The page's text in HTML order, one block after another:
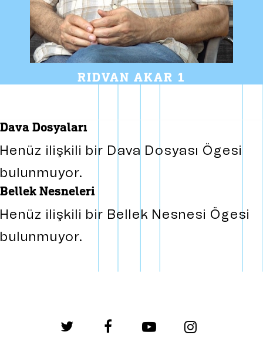
RIDVAN AKAR 1
dava dosyaları
Henüz ilişkili bir Dava Dosyası Ögesi
bulunmuyor.
bellek nesneleri
Henüz ilişkili bir Bellek Nesnesi Ögesi
bulunmuyor.
facebook